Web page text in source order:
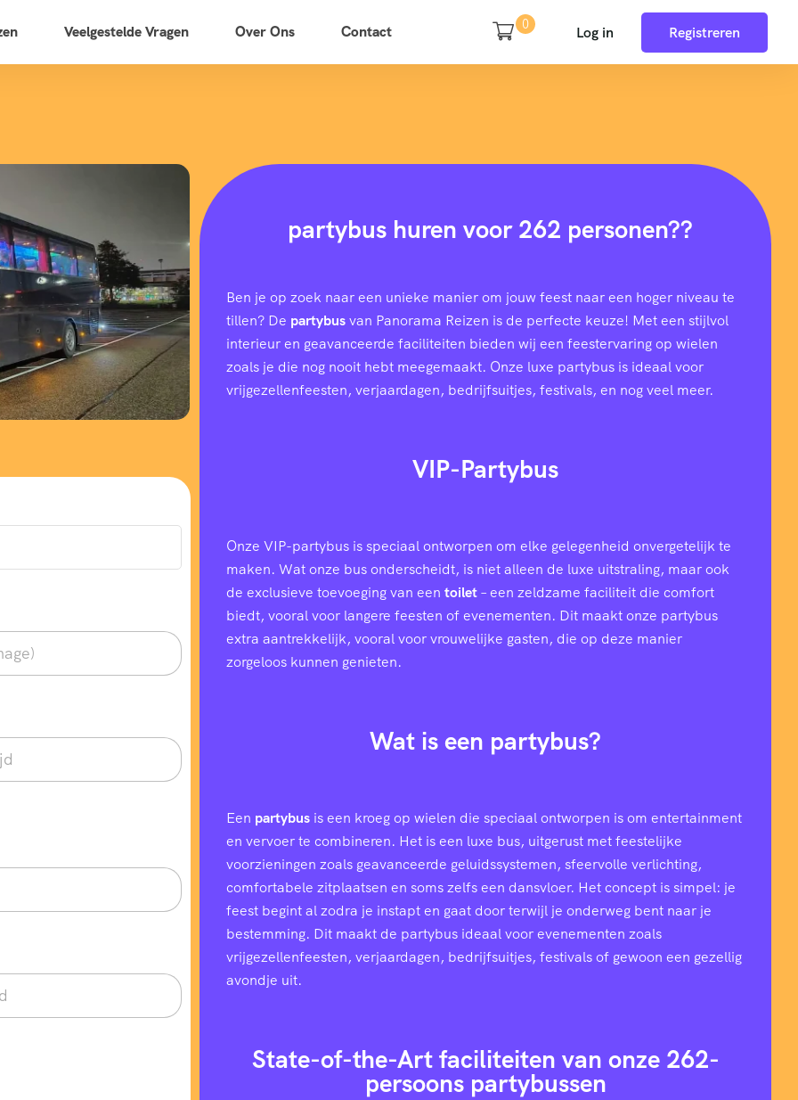
Veelgestelde Vragen Over Ons Contact 0 Log in Registreren
partybus huren voor 262 personen??
Ben je op zoek naar een unieke manier om jouw feest naar een hoger niveau te
tillen? De partybusvan Panorama Reizen is de perfecte keuze! Met een stijlvol
interieur en geavanceerde faciliteiten bieden wij een feestervaring op wielen
zoals je die nog nooit hebt meegemaakt. Onze luxe partybus is ideaal voor
vrijgezellenfeesten, verjaardagen, bedrijfsuitjes, festivals, en nog veel meer.
VIP-Partybus
Onze VIP-partybus is speciaal ontworpen om elke gelegenheid onvergetelijk te
maken. Wat onze bus onderscheidt, is niet alleen de luxe uitstraling, maar ook
de exclusieve toevoeging van een toilet– een zeldzame faciliteit die comfort
biedt, vooral voor langere feesten of evenementen. Dit maakt onze partybus
extra aantrekkelijk, vooral voor vrouwelijke gasten, die op deze manier
zorgeloos kunnen genieten.
Wat is een partybus?
Een partybus is een kroeg op wielen die speciaal ontworpen is om entertainment
en vervoer te combineren. Het is een luxe bus, uitgerust met feestelijke
voorzieningen zoals geavanceerde geluidssystemen, sfeervolle verlichting,
comfortabele zitplaatsen en soms zelfs een dansvloer. Het concept is simpel: je
feest begint al zodra je instapt en gaat door terwijl je onderweg bent naar je
bestemming. Dit maakt de partybus ideaal voor evenementen zoals
vrijgezellenfeesten, verjaardagen, bedrijfsuitjes, festivals of gewoon een gezellig
avondje uit.
State-of-the-Art faciliteiten van onze 262-
persoons partybussen